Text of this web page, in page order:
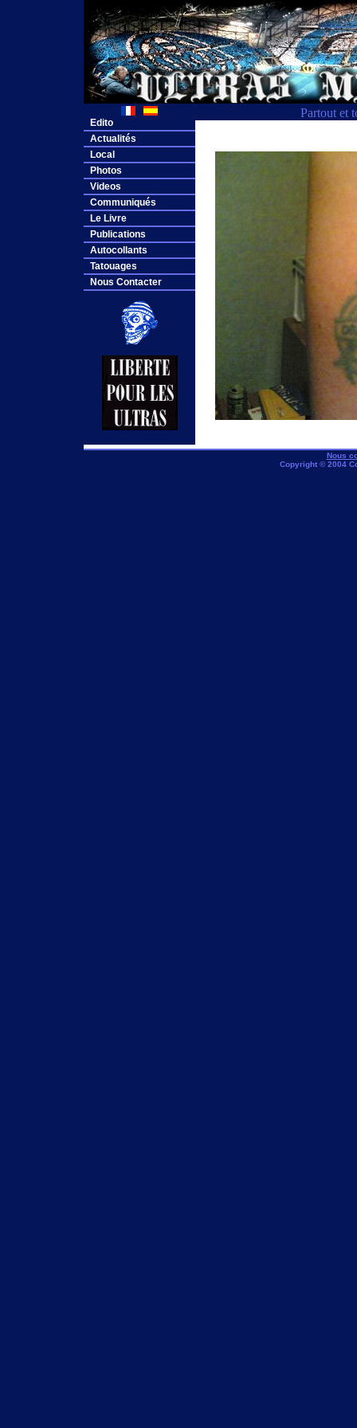
Partout et
Edito
Actualités
Local
Photos
Videos
Communiqués
Le Livre
Publications
Autocollants
Tatouages
Nous Contacter
Nous
Copyright © 2004